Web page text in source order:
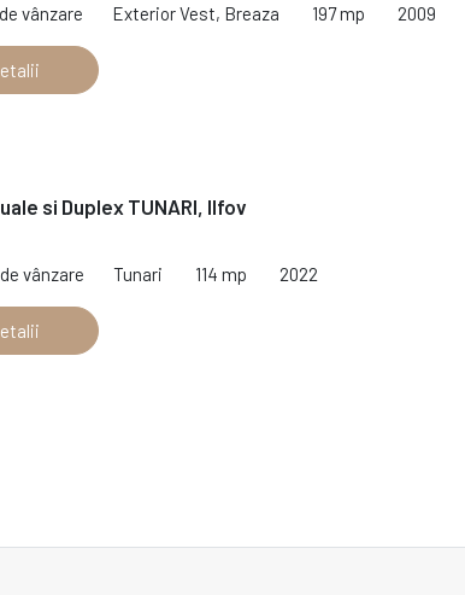
vânzare Exterior Vest, Breaza 197 mp 2009
si Duplex TUNARI, Ilfov
vânzare Tunari 114 mp 2022